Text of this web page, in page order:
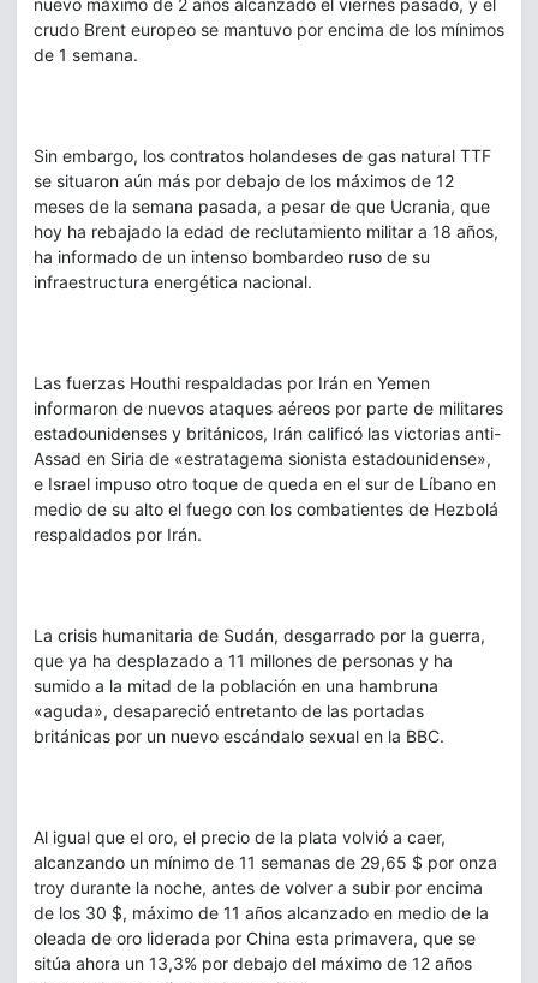
nuevo máximo de 2 años alcanzado el viernes pasado, y el
crudo Brent europeo se mantuvo por encima de los mínimos
de 1 semana.
Sin embargo, los contratos holandeses de gas natural TTF
se situaron aún más por debajo de los máximos de 12
meses de la semana pasada, a pesar de que Ucrania, que
hoy ha rebajado la edad de reclutamiento militar a 18 años,
ha informado de un intenso bombardeo ruso de su
infraestructura energética nacional.
Las fuerzas Houthi respaldadas por Irán en Yemen
informaron de nuevos ataques aéreos por parte de militares
estadounidenses y británicos, Irán calificó las victorias anti-
Assad en Siria de «estratagema sionista estadounidense»,
e Israel impuso otro toque de queda en el sur de Líbano en
medio de su alto el fuego con los combatientes de Hezbolá
respaldados por Irán.
La crisis humanitaria de Sudán, desgarrado por la guerra,
que ya ha desplazado a 11 millones de personas y ha
sumido a la mitad de la población en una hambruna
«aguda», desapareció entretanto de las portadas
británicas por un nuevo escándalo sexual en la BBC.
Al igual que el oro, el precio de la plata volvió a caer,
alcanzando un mínimo de 11 semanas de 29,65 $ por onza
troy durante la noche, antes de volver a subir por encima
de los 30 $, máximo de 11 años alcanzado en medio de la
oleada de oro liderada por China esta primavera, que se
sitúa ahora un 13,3% por debajo del máximo de 12 años